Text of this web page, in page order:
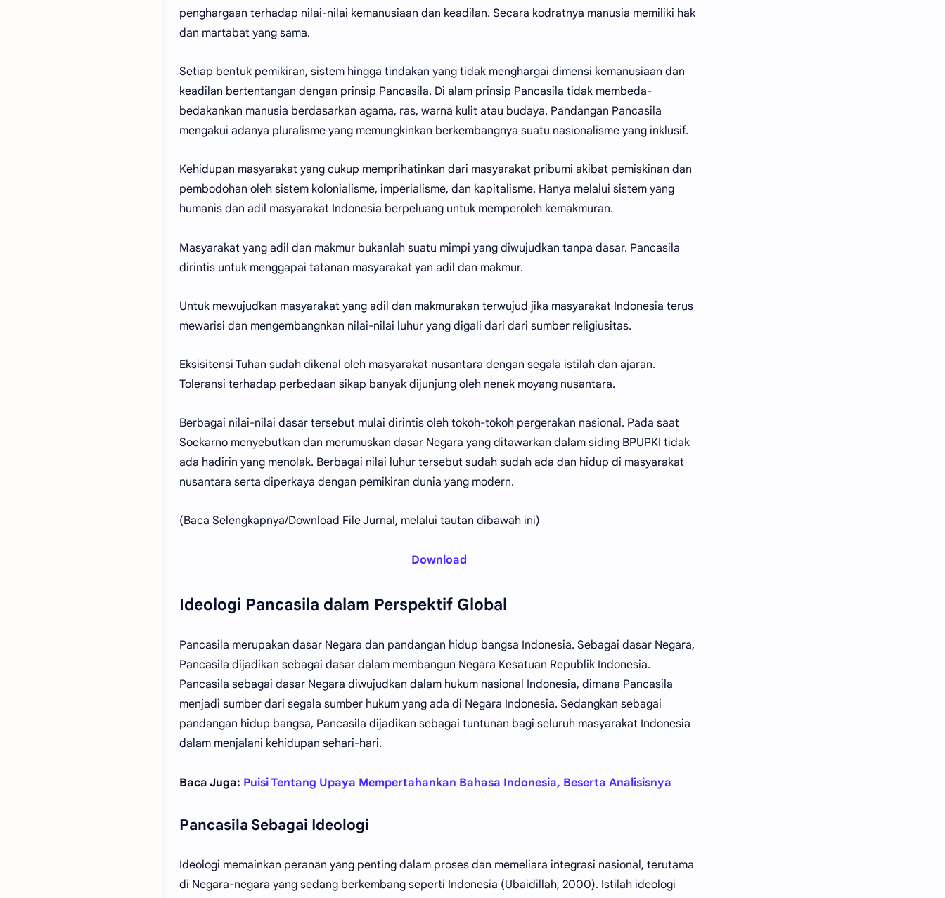
penghargaan terhadap nilai-nilai kemanusiaan dan keadilan. Secara kodratnya manusia memiliki hak
dan martabat yang sama.
Setiap bentuk pemikiran, sistem hingga tindakan yang tidak menghargai dimensi kemanusiaan dan
keadilan bertentangan dengan prinsip Pancasila. Di alam prinsip Pancasila tidak membeda-
bedakankan manusia berdasarkan agama, ras, warna kulit atau budaya. Pandangan Pancasila
mengakui adanya pluralisme yang memungkinkan berkembangnya suatu nasionalisme yang inklusif.
Kehidupan masyarakat yang cukup memprihatinkan dari masyarakat pribumi akibat pemiskinan dan
pembodohan oleh sistem kolonialisme, imperialisme, dan kapitalisme. Hanya melalui sistem yang
humanis dan adil masyarakat Indonesia berpeluang untuk memperoleh kemakmuran.
Masyarakat yang adil dan makmur bukanlah suatu mimpi yang diwujudkan tanpa dasar. Pancasila
dirintis untuk menggapai tatanan masyarakat yan adil dan makmur.
Untuk mewujudkan masyarakat yang adil dan makmurakan terwujud jika masyarakat Indonesia terus
mewarisi dan mengembangnkan nilai-nilai luhur yang digali dari dari sumber religiusitas.
Eksisitensi Tuhan sudah dikenal oleh masyarakat nusantara dengan segala istilah dan ajaran.
Toleransi terhadap perbedaan sikap banyak dijunjung oleh nenek moyang nusantara.
Berbagai nilai-nilai dasar tersebut mulai dirintis oleh tokoh-tokoh pergerakan nasional. Pada saat
Soekarno menyebutkan dan merumuskan dasar Negara yang ditawarkan dalam siding BPUPKI tidak
ada hadirin yang menolak. Berbagai nilai luhur tersebut sudah sudah ada dan hidup di masyarakat
nusantara serta diperkaya dengan pemikiran dunia yang modern.
(Baca Selengkapnya/Download File Jurnal, melalui tautan dibawah ini)
Download
Ideologi Pancasila dalam Perspektif Global
Pancasila merupakan dasar Negara dan pandangan hidup bangsa Indonesia. Sebagai dasar Negara,
Pancasila dijadikan sebagai dasar dalam membangun Negara Kesatuan Republik Indonesia.
Pancasila sebagai dasar Negara diwujudkan dalam hukum nasional Indonesia, dimana Pancasila
menjadi sumber dari segala sumber hukum yang ada di Negara Indonesia. Sedangkan sebagai
pandangan hidup bangsa, Pancasila dijadikan sebagai tuntunan bagi seluruh masyarakat Indonesia
dalam menjalani kehidupan sehari-hari.
Baca Juga: Puisi Tentang Upaya Mempertahankan Bahasa Indonesia, Beserta Analisisnya
Pancasila Sebagai Ideologi
Ideologi memainkan peranan yang penting dalam proses dan memeliara integrasi nasional, terutama
di Negara-negara yang sedang berkembang seperti Indonesia (Ubaidillah, 2000). Istilah ideologi